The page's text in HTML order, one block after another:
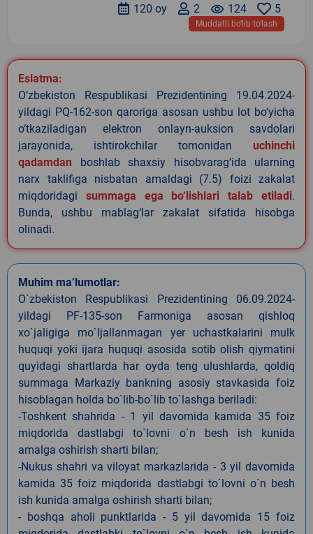
5
remove_red_eye 124
2
120 oy
Muddatli bo‘lib to‘lash
Eslatma:
O‘zbekiston Respublikasi Prezidentining 19.04.2024-
yildagi PQ-162-son qaroriga asosan ushbu lot bo‘yicha
o‘tkaziladigan elektron onlayn-auksion savdolari
jarayonida, ishtirokchilar tomonidan uchinchi
qadamdan boshlab shaxsiy hisobvarag‘ida ularning
narx taklifiga nisbatan amaldagi (7.5) foizi zakalat
miqdoridagi summaga ega bo‘lishlari talab etiladi.
Bunda, ushbu mablag‘lar zakalat sifatida hisobga
olinadi.
Muhim ma’lumotlar:
O`zbekiston Respublikasi Prezidentining 06.09.2024-
yildagi PF-135-son Farmoniga asosan qishloq
xo`jaligiga mo`ljallanmagan yer uchastkalarini mulk
huquqi yoki ijara huquqi asosida sotib olish qiymatini
quyidagi shartlarda har oyda teng ulushlarda, qoldiq
summaga Markaziy bankning asosiy stavkasida foiz
hisoblagan holda bo`lib-bo`lib to`lashga beriladi:
-Toshkent shahrida - 1 yil davomida kamida 35 foiz
miqdorida dastlabgi to`lovni o`n besh ish kunida
amalga oshirish sharti bilan;
-Nukus shahri va viloyat markazlarida - 3 yil davomida
kamida 35 foiz miqdorida dastlabgi to`lovni o`n besh
ish kunida amalga oshirish sharti bilan;
- boshqa aholi punktlarida - 5 yil davomida 15 foiz